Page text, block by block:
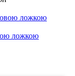
ложкою